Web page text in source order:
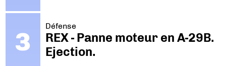
Défense
REX - Panne moteur en A-29B.
Ejection.